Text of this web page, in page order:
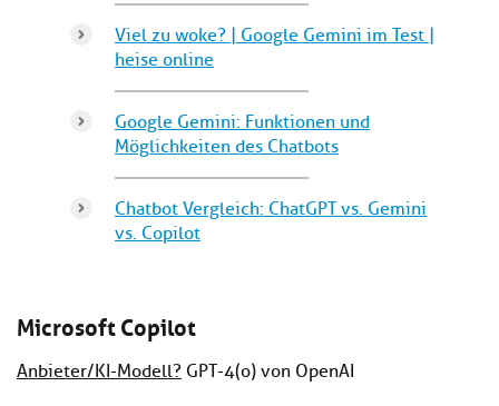
Viel zu woke? | Google Gemini im Test |
heise online
Google Gemini: Funktionen und
Möglichkeiten des Chatbots
Chatbot Vergleich: ChatGPT vs. Gemini
vs. Copilot
Microsoft Copilot
Anbieter/KI-Modell? GPT-4(o) von OpenAI